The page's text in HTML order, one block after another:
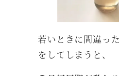
若いときに間違っ
をしてしまうと、